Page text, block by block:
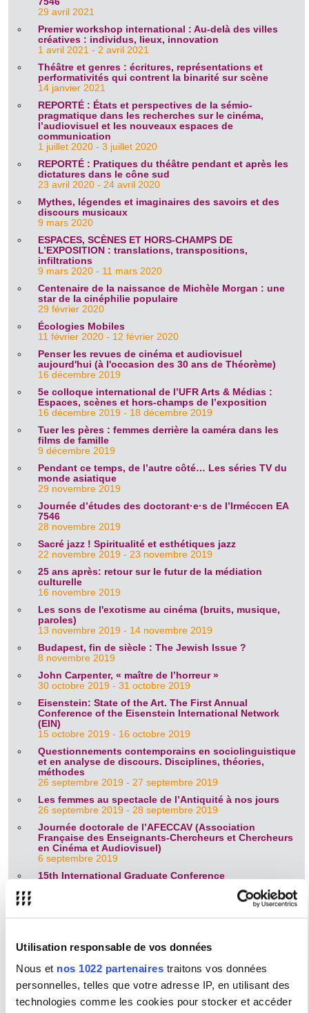
Utilisation responsable de vos données
Nous et nos 1022 partenaires traitons vos données
personnelles, telles que votre adresse IP, en utilisant des
technologies comme les cookies pour stocker et accéder
29 avril 2021
Premier workshop international : Au-delà des villes
créatives : individus, lieux, innovation
1 avril 2021 - 2 avril 2021
Théâtre et genres : écritures, représentations et
performativités qui contrent la binarité sur scène
14 janvier 2021
REPORTÉ : États et perspectives de la sémio-
pragmatique dans les recherches sur le cinéma,
l’audiovisuel et les nouveaux espaces de
communication
1 juillet 2020 - 3 juillet 2020
REPORTÉ : Pratiques du théâtre pendant et après les
dictatures dans le cône sud
23 avril 2020 - 24 avril 2020
Mythes, légendes et imaginaires des savoirs et des
discours musicaux
9 mars 2020
ESPACES, SCÈNES ET HORS-CHAMPS DE
L’EXPOSITION : translations, transpositions,
infiltrations
9 mars 2020 - 11 mars 2020
Centenaire de la naissance de Michèle Morgan : une
star de la cinéphilie populaire
29 février 2020
Écologies Mobiles
11 février 2020 - 12 février 2020
Penser les revues de cinéma et audiovisuel
aujourd'hui (à l'occasion des 30 ans de Théorème)
16 décembre 2019
5e colloque international de l’UFR Arts & Médias :
Espaces, scènes et hors-champs de l’exposition
16 décembre 2019 - 18 décembre 2019
Tuer les pères : femmes derrière la caméra dans les
films de famille
9 décembre 2019
Pendant ce temps, de l’autre côté… Les séries TV du
monde asiatique
29 novembre 2019
Journée d’études des doctorant·e·s de l’Irméccen EA
7546
28 novembre 2019
Sacré jazz ! Spiritualité et esthétiques jazz
22 novembre 2019 - 23 novembre 2019
25 ans après: retour sur le futur de la médiation
culturelle
16 novembre 2019
Les sons de l'exotisme au cinéma (bruits, musique,
paroles)
13 novembre 2019 - 14 novembre 2019
Budapest, fin de siècle : The Jewish Issue ?
8 novembre 2019
John Carpenter, « maître de l’horreur »
30 octobre 2019 - 31 octobre 2019
Eisenstein: State of the Art. The First Annual
Conference of the Eisenstein International Network
(EIN)
15 octobre 2019 - 16 octobre 2019
Questionnements contemporains en sociolinguistique
et en analyse de discours. Disciplines, théories,
méthodes
26 septembre 2019 - 27 septembre 2019
Les femmes au spectacle de l’Antiquité à nos jours
26 septembre 2019 - 28 septembre 2019
Journée doctorale de l’AFECCAV (Association
Française des Enseignants-Chercheurs et Chercheurs
en Cinéma et Audiovisuel)
6 septembre 2019
15th International Graduate Conference
La Scène cachée : Quelle scène fantôme transparaît à
Formes et lieux du Virtuel : première cartographie
20 juin 2019 - 21 juin 2019
Antibio-addicts? - Defining and Governing
Antimicrobial Resistance in the Age of One Health
20 juin 2019 - 21 juin 2019
Le Nucléaire en mots et en images